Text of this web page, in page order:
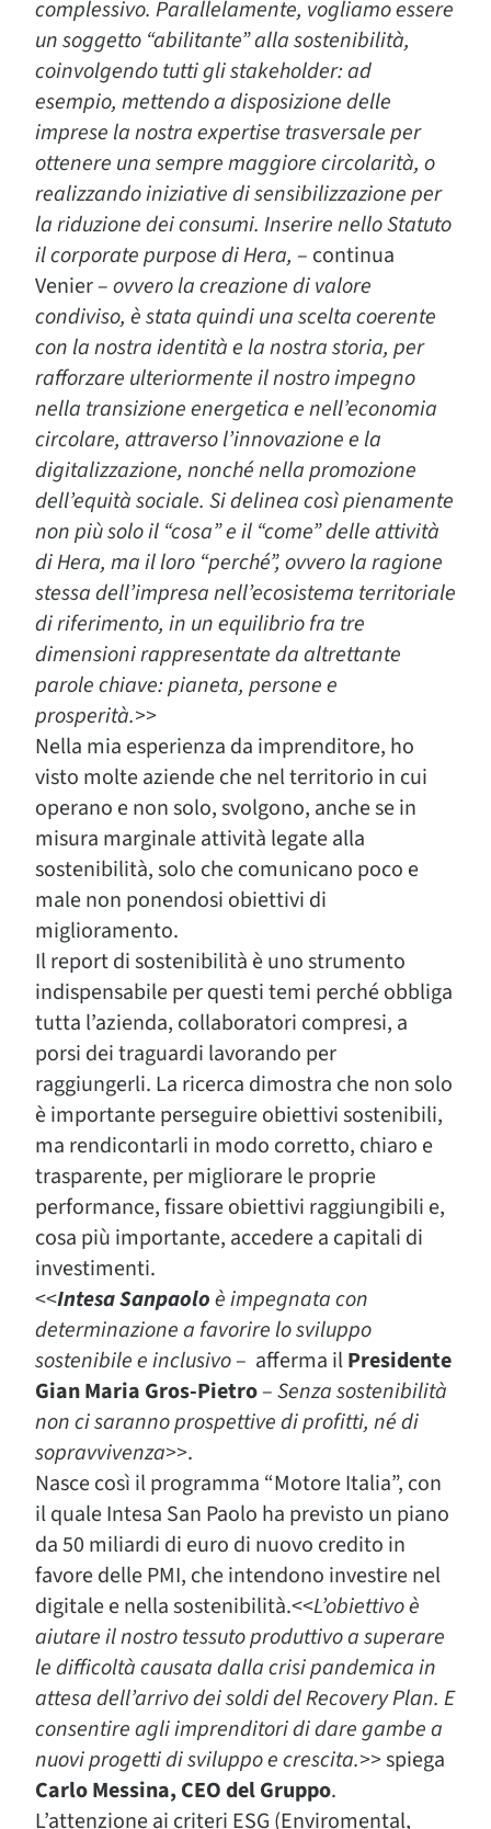
complessivo. Parallelamente, vogliamo essere
un soggetto “abilitante” alla sostenibilità,
coinvolgendo tutti gli stakeholder: ad
esempio, mettendo a disposizione delle
imprese la nostra expertise trasversale per
ottenere una sempre maggiore circolarità, o
realizzando iniziative di sensibilizzazione per
la riduzione dei consumi. Inserire nello Statuto
il corporate purpose di Hera, – continua
Venier –ovvero la creazione di valore
condiviso, è stata quindi una scelta coerente
con la nostra identità e la nostra storia, per
rafforzare ulteriormente il nostro impegno
nella transizione energetica e nell’economia
circolare, attraverso l’innovazione e la
digitalizzazione, nonché nella promozione
dell’equità sociale. Si delinea così pienamente
non più solo il “cosa” e il “come” delle attività
di Hera, ma il loro “perché”, ovvero la ragione
stessa dell’impresa nell’ecosistema territoriale
di riferimento, in un equilibrio fra tre
dimensioni rappresentate da altrettante
parole chiave: pianeta, persone e
prosperità.>>
Nella mia esperienza da imprenditore, ho
visto molte aziende che nel territorio in cui
operano e non solo, svolgono, anche se in
misura marginale attività legate alla
sostenibilità, solo che comunicano poco e
male non ponendosi obiettivi di
miglioramento.
Il report di sostenibilità è uno strumento
indispensabile per questi temi perché obbliga
tutta l’azienda, collaboratori compresi, a
porsi dei traguardi lavorando per
raggiungerli. La ricerca dimostra che non solo
è importante perseguire obiettivi sostenibili,
ma rendicontarli in modo corretto, chiaro e
trasparente, per migliorare le proprie
performance, fissare obiettivi raggiungibili e,
cosa più importante, accedere a capitali di
investimenti.
<<Intesa Sanpaoloè impegnata con
determinazione a favorire lo sviluppo
sostenibile e inclusivo– afferma ilPresidente
Gian Maria Gros-Pietro–Senza sostenibilità
non ci saranno prospettive di profitti, né di
sopravvivenza>>.
Nasce così il programma “Motore Italia”, con
il quale Intesa San Paolo ha previsto un piano
da 50 miliardi di euro di nuovo credito in
favore delle PMI, che intendono investire nel
digitale e nella sostenibilità.<<L’obiettivo è
aiutare il nostro tessuto produttivo a superare
le difficoltà causata dalla crisi pandemica in
attesa dell’arrivo dei soldi del Recovery Plan. E
consentire agli imprenditori di dare gambe a
nuovi progetti di sviluppo e crescita.>>spiega
Carlo Messina, CEO del Gruppo.
L’attenzione ai criteri ESG (Enviromental,